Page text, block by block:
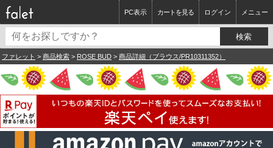
ログイン メニュー
カートを見る
PC表示
ファレット > 商品検索 > ROSE BUD > 商品詳細（ブラウス/PR10311352）